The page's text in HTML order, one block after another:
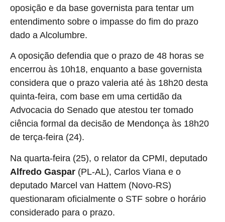
oposição e da base governista para tentar um
entendimento sobre o impasse do fim do prazo
dado a Alcolumbre.
A oposição defendia que o prazo de 48 horas se
encerrou às 10h18, enquanto a base governista
considera que o prazo valeria até às 18h20 desta
quinta-feira, com base em uma certidão da
Advocacia do Senado que atestou ter tomado
ciência formal da decisão de Mendonça às 18h20
de terça-feira (24).
Na quarta-feira (25), o relator da CPMI, deputado
Alfredo Gaspar (PL-AL), Carlos Viana e o
deputado Marcel van Hattem (Novo-RS)
questionaram oficialmente o STF sobre o horário
considerado para o prazo.